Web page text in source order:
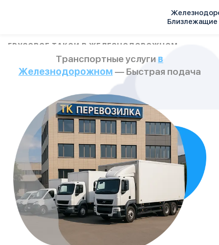
Близлежащие
Тарифы
Контакты
Спецтехника
Цены
FAQ
ГРУЗОВОЕ ТАКСИ В ЖЕЛЕЗНОДОРОЖНОМ
Транспортные услуги в
Железнодорожном — Быстрая подача